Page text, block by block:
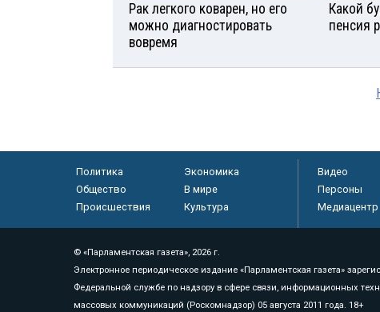
Рак легкого коварен, но его
можно диагностировать
вовремя
Какой
пенсия
Политика
Экономика
Общество
В мире
Происшествия
Культура
Видео
Персоны
Медиацентр
© «Парламентская газета», 2026 г.
Электронное периодическое издание «Парламентская газета»
Федеральной службе по надзору в сфере связи, информационных
массовых коммуникаций (Роскомнадзор) 05 августа 2011 года. 18+